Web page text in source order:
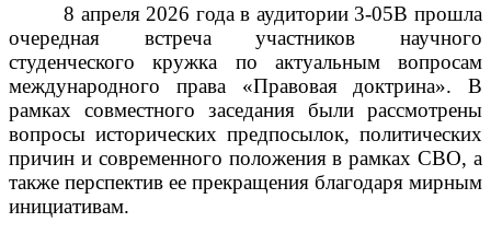
8 апреля 2026 года в аудитории 3-05В прошла
очередная встреча участников научного
студенческого кружка по актуальным вопросам
международного права «Правовая доктрина». В
рамках совместного заседания были рассмотрены
вопросы исторических предпосылок, политических
причин и современного положения в рамках СВО, а
также перспектив ее прекращения благодаря мирным
инициативам.